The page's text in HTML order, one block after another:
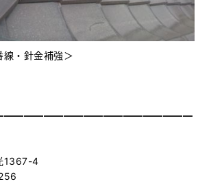
線・針金補強＞
1367-4